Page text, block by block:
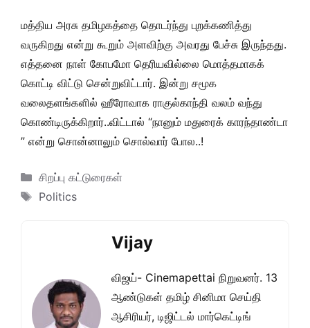
மத்திய அரசு தமிழகத்தை தொடர்ந்து புறக்கணித்து
வருகிறது என்று கூறும் அளவிற்கு அவரது பேச்சு இருந்தது.
எத்தனை நாள் கோபமோ தெரியவில்லை மொத்தமாகக்
கொட்டி விட்டு சென்றுவிட்டார். இன்று சமூக
வலைதளங்களில் ஹீரோவாக ராகுல்காந்தி வலம் வந்து
கொண்டிருக்கிறார்..விட்டால் “நானும் மதுரைக் காரந்தாண்டா
” என்று சொன்னாலும் சொல்வார் போல..!
Categories
சிறப்பு கட்டுரைகள்
Tags
Politics
Vijay
விஜய்- Cinemapettai நிறுவனர். 13
ஆண்டுகள் தமிழ் சினிமா செய்தி
ஆசிரியர், டிஜிட்டல் மார்கெட்டிங்